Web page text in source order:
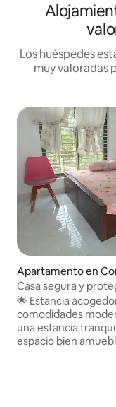
Los huéspedes
muy valoradas
Apartamento en
Casa segura y
🌟 Estancia
comodidades
una estancia
espacio bien